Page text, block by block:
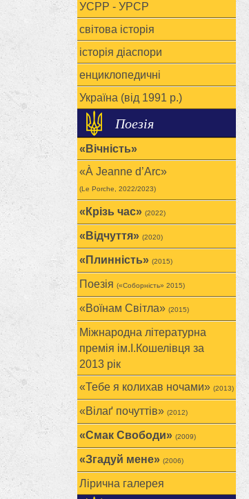
УСРР - УРСР
світова історія
історія діаспори
енциклопедичні
Україна (від 1991 р.)
Поезія
«Вічність»
«À Jeanne d’Arc»
(Le Porche, 2022/2023)
«Крізь час» (2022)
«Відчуття» (2020)
«Плинність» (2015)
Поезія («Соборність» 2015)
«Воїнам Cвітла» (2015)
Міжнародна літературна
премія ім.І.Кошелівця за
2013 рік
«Тебе я колихав ночами» (2013)
«Вілаґ почуттів» (2012)
«Смак Свободи» (2009)
«Згадуй мене» (2006)
Лірична галерея